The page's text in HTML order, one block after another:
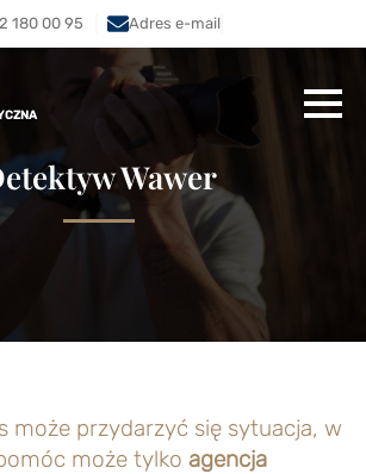
180 00 95 Adres e-mail
Wawer
może przydarzyć się sytuacja, w
może tylko agencja